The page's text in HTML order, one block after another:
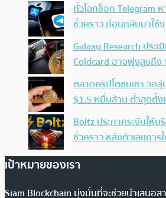
ทั่วโลกช็อก Telegram
ชั่วคราว ก่อนกลับมาใช้
Galaxy Research ประ
Coldcard อาจพุ่งสูงถึง
ตลาดคริปโตซบเซา วอ
$1.5 หมื่นล้าน ต่ำสุดตั้
Boltz ประกาศระงับให้บ
ชั่วคราว หลังตัวเลขกา
เป้าหมายของเรา
Siam Blockchain มุ่งมั่นที่จะช่วยนำเสนอส